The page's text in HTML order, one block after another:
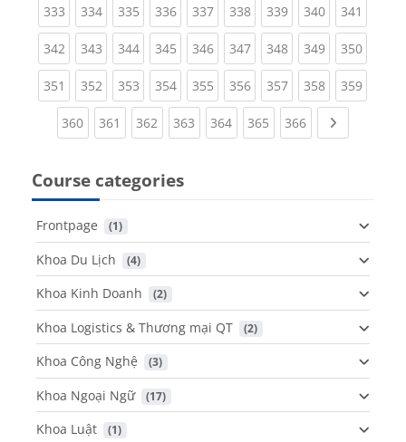
333(current)
334(current)
335(current)
336(current)
337(current)
338(current)
339(current)
340(current)
341
342(current)
343(current)
344(current)
345(current)
346(current)
347(current)
348(current)
349(current)
350
351 (current)
352(current)
353(current)
354(current)
355(current)
356(current)
357(current)
358(current)
359
360(current)
361 (current)
362 (current)
363 (current)
364(current)
365 (current)
366(current)Next page
Course categories
Frontpage (1)
Khoa Du Lịch (4)
Khoa Kinh Doanh (2)
Khoa Logistics & Thương mại QT (2)
Khoa Công Nghệ (3)
Khoa Ngoại Ngữ (17)
Khoa Luật (1)